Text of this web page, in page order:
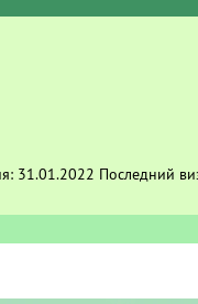
31.01.2022 Последний